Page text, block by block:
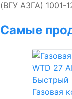
(ВГУ АЗГА) 1001-
Самые
Быстрый
Газовая